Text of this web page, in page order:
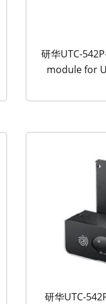
研华UTC-
module for
研华UTC-